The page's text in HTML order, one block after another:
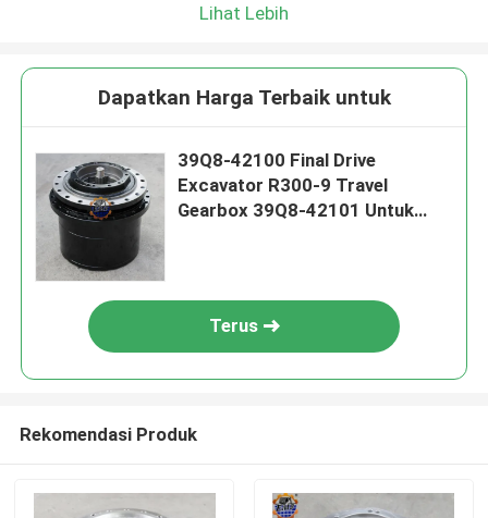
Lihat Lebih
Dapatkan Harga Terbaik untuk
39Q8-42100 Final Drive
Excavator R300-9 Travel
Gearbox 39Q8-42101 Untuk
Terus
Rekomendasi Produk